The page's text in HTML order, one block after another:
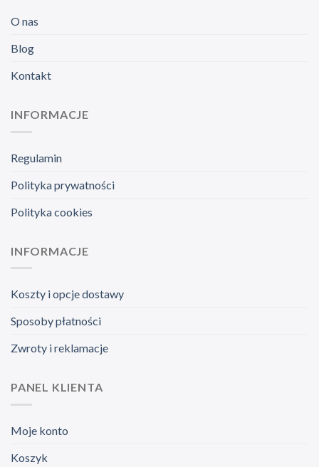
O nas
Blog
Kontakt
INFORMACJE
Regulamin
Polityka prywatności
Polityka cookies
INFORMACJE
Koszty i opcje dostawy
Sposoby płatności
Zwroty i reklamacje
PANEL KLIENTA
Moje konto
Koszyk